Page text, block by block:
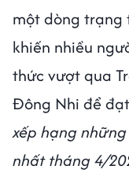
một dòng trạng
khiến nhiều
thức vượt qua
Đông Nhi để
xếp hạng
nhất tháng 4/